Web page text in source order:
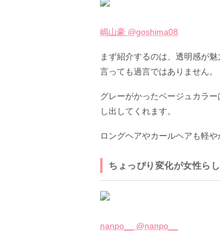
嶋山豪 @goshima08
まず紹介するのは、透明感が
言っても過言ではありません。
グレーがかったベージュカラ
し出してくれます。
ロングヘアやカールヘアも軽
ちょっぴり変化が女性ら
nanpo__ @nanpo__